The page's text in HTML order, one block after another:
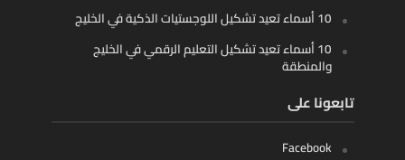
10 أسماء تعيد تشكيل اللوجستيات الذكية في الخليج
10 أسماء تعيد تشكيل التعليم الرقمي في الخليج
والمنطقة
تابعونا على
Facebook